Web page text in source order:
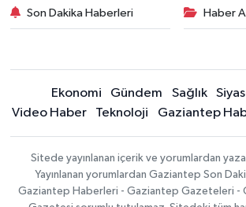
Son Dakika Haberleri Haber
Ekonomi Gündem Sağlık
Video Haber
Teknoloji Gaziantep
Sitede yayınlanan içerik ve yorumlardan
Yayınlanan yorumlardan Gaziantep Son
Gaziantep Haberleri - Gaziantep Gazeteleri -